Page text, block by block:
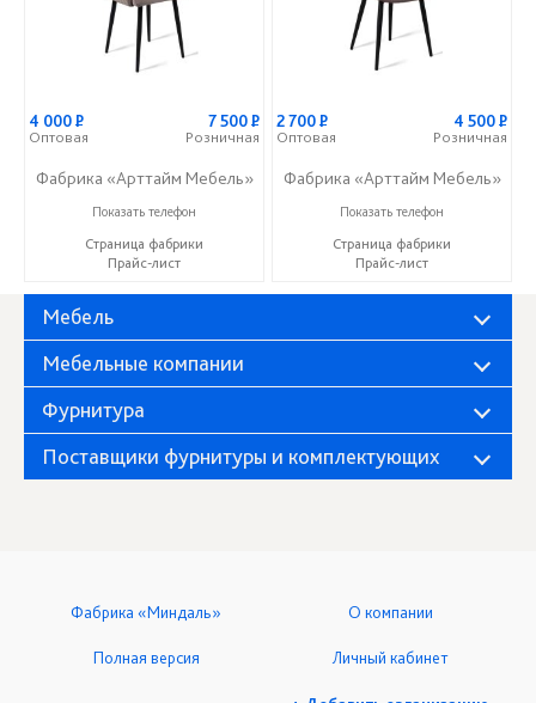
4 000Р
Оптовая
7 500Р
Розничная
Фабрика «Арттайм Мебель»
+7 (800) 201-23-49
Показать телефон
Страница фабрики
Прайс-лист
2 700Р
Оптовая
4 500Р
Розничная
Фабрика «Арттайм Мебель»
+7 (800) 201-23-49
Показать телефон
Страница фабрики
Прайс-лист
Мебель
Мебельные компании
Фурнитура
Поставщики фурнитуры и комплектующих
Фабрика «Миндаль» О компании
Полная версия Личный кабинет